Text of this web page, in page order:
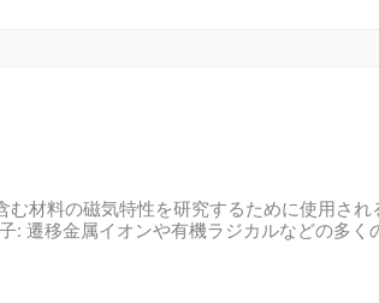
む材料の磁気特性を研究するために使用され
遷移金属イオンや有機ラジカルなどの多く
共鳴条件: マイクロ波源は、通常はマイク